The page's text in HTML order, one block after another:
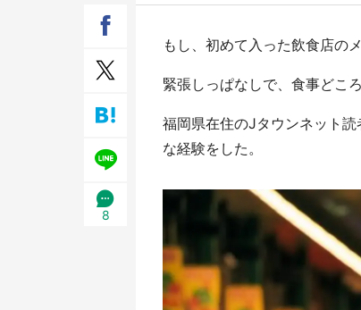
だった鬼太郎グッズ買える 銀座・博
8
もし、初めて入った飲食店の
緊張しっぱなしで、食事どこ
福岡県在住のJタウンネット
な経験をした。